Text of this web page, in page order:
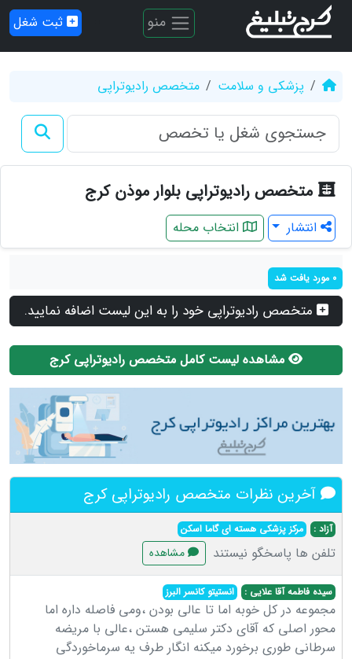
منو ثبت شغل
پزشکی و سلامت متخصص رادیوتراپی
متخصص رادیوتراپی بلوار موذن کرج
انتشار انتخاب محله
0 مورد یافت شد
متخصص رادیوتراپی خود را به این لیست اضافه نمایید.
مشاهده لیست کامل متخصص رادیوتراپی کرج
آخرین نظرات متخصص رادیوتراپی کرج
آزاد : مرکز پزشکی هسته ای گاما اسکن
تلفن ها پاسخگو نیستند مشاهده
سیده فاطمه آقا علایی : انستیتو کانسر البرز
مجموعه در کل خوبه اما تا عالی بودن ،ومی فاصله داره اما
محور اصلی که آقای دکتر سلیمی هستن ،عالی با مریضه
سرطانی طوری برخورد میکنه انگار طرف یه سرماخوردگی